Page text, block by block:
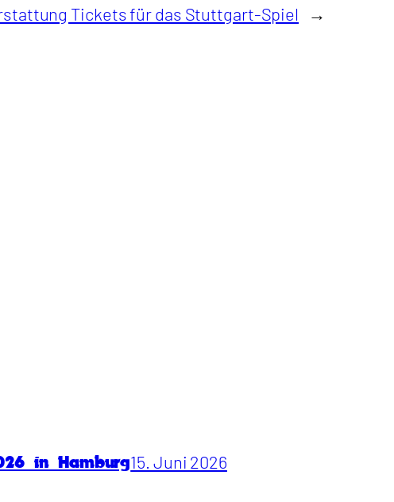
Tickets für das Stuttgart-Spiel →
in Hamburg15. Juni 2026